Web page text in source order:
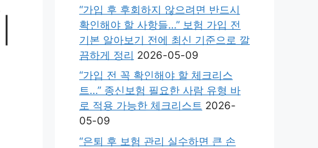
“가입 후 후회하지 않으려면 반드시
확인해야 할 사항들…” 보험 가입 전
기본 알아보기 전에 최신 기준으로 깔
끔하게 정리 2026-05-09
“가입 전 꼭 확인해야 할 체크리스
트…” 종신보험 필요한 사람 유형 바
로 적용 가능한 체크리스트 2026-
05-09
“은퇴 후 보험 관리 실수하면 큰 손